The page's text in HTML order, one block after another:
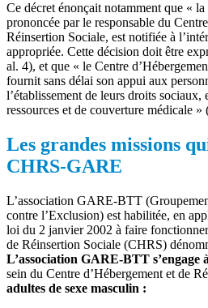
Ce décret énonçait notamment que «
prononcée par le responsable du
Réinsertion Sociale, est notifiée à
appropriée. Cette décision doit être
al. 4), et que « le Centre
fournit sans délai son appui aux
l’établissement de leurs droits
ressources et de couverture médicale
Les grandes missions
CHRS-GARE
L’association GARE-BTT
contre l’Exclusion) est habilitée, en
loi du 2 janvier 2002 à faire
de Réinsertion Sociale (CHRS)
L’association GARE-BTT s’engage
sein du Centre d’Hébergement et de
adultes de sexe masculin :